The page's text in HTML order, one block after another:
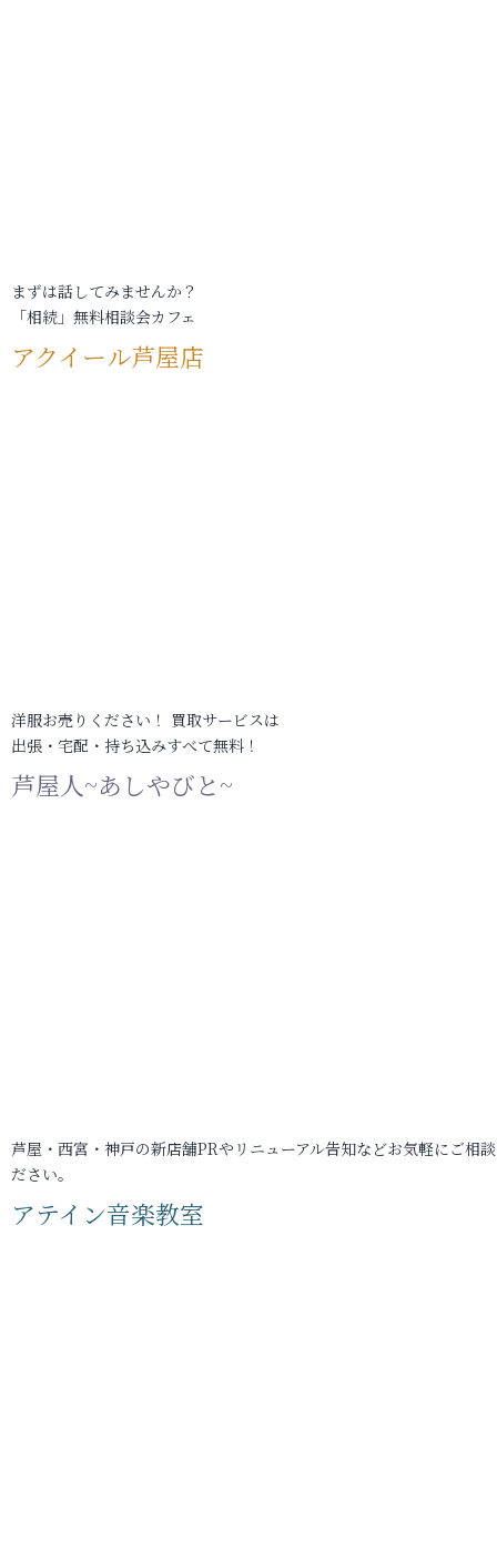
まずは話してみませんか？
「相続」無料相談会カフェ
アクイール芦屋店
洋服お売りください！ 買取サービスは
出張・宅配・持ち込みすべて無料！
芦屋人~あしやびと~
芦屋・西宮・神戸の新店舗PRやリニューアル告知などお気軽にご相
ださい。
アテイン音楽教室